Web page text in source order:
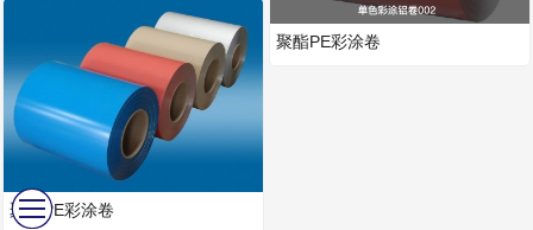
聚酯PE彩涂卷
聚酯PE彩涂卷